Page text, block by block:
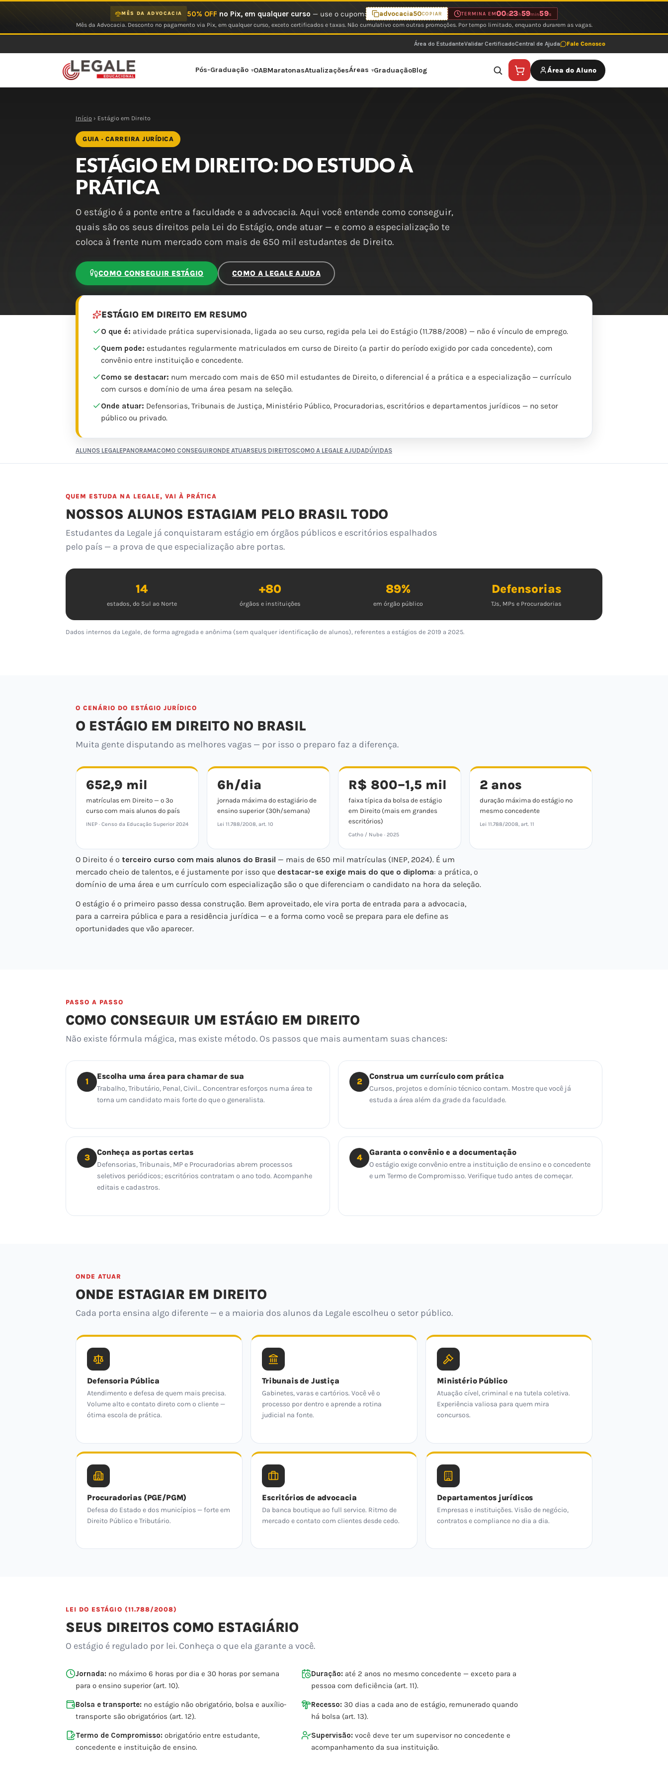
MÊS DA ADVOCACIA 50% OFF no Pix, em qualquer curso — use o cupom: advocacia50COPIAR TERMINA EM00d 23 h59min59s
Mês da Advocacia. Desconto no pagamento via Pix, em qualquer curso, exceto certificados e taxas. Não cumulativo com outras promoções. Por tempo limitado, enquanto durarem as vagas.
Área do EstudanteValidar CertificadoCentral de Ajuda Fale Conosco
Pós-Graduação OABMaratonasAtualizaçõesÁreas GraduaçãoBlog Área do Aluno
Início › Estágio em Direito
GUIA · CARREIRA JURÍDICA
ESTÁGIO EM DIREITO: DO ESTUDO À
PRÁTICA
O estágio é a ponte entre a faculdade e a advocacia. Aqui você entende como conseguir,
quais são os seus direitos pela Lei do Estágio, onde atuar — e como a especialização te
coloca à frente num mercado com mais de 650 mil estudantes de Direito.
COMO CONSEGUIR ESTÁGIO COMO A LEGALE AJUDA
ESTÁGIO EM DIREITO EM RESUMO
O que é: atividade prática supervisionada, ligada ao seu curso, regida pela Lei do Estágio (11.788/2008) — não é vínculo de emprego.
Quem pode: estudantes regularmente matriculados em curso de Direito (a partir do período exigido por cada concedente), com
convênio entre instituição e concedente.
Como se destacar: num mercado com mais de 650 mil estudantes de Direito, o diferencial é a prática e a especialização — currículo
com cursos e domínio de uma área pesam na seleção.
Onde atuar: Defensorias, Tribunais de Justiça, Ministério Público, Procuradorias, escritórios e departamentos jurídicos — no setor
público ou privado.
ALUNOS LEGALEPANORAMACOMO CONSEGUIRONDE ATUARSEUS DIREITOSCOMO A LEGALE AJUDADÚVIDAS
QUEM ESTUDA NA LEGALE, VAI À PRÁTICA
NOSSOS ALUNOS ESTAGIAM PELO BRASIL TODO
Estudantes da Legale já conquistaram estágio em órgãos públicos e escritórios espalhados
pelo país — a prova de que especialização abre portas.
14
estados, do Sul ao Norte
+80
órgãos e instituições
89%
em órgão público
Defensorias
TJs, MPs e Procuradorias
Dados internos da Legale, de forma agregada e anônima (sem qualquer identificação de alunos), referentes a estágios de 2019 a 2025.
O CENÁRIO DO ESTÁGIO JURÍDICO
O ESTÁGIO EM DIREITO NO BRASIL
Muita gente disputando as melhores vagas — por isso o preparo faz a diferença.
652,9 mil
matrículas em Direito — o 3º
curso com mais alunos do país
INEP · Censo da Educação Superior 2024
6h/dia
jornada máxima do estagiário de
ensino superior (30h/semana)
Lei 11.788/2008, art. 10
R$ 800–1,5 mil
faixa típica da bolsa de estágio
em Direito (mais em grandes
escritórios)
Catho / Nube · 2025
2 anos
duração máxima do estágio no
mesmo concedente
Lei 11.788/2008, art. 11
O Direito é o terceiro curso com mais alunos do Brasil — mais de 650 mil matrículas (INEP, 2024). É um
mercado cheio de talentos, e é justamente por isso que destacar-se exige mais do que o diploma: a prática, o
domínio de uma área e um currículo com especialização são o que diferenciam o candidato na hora da seleção.
O estágio é o primeiro passo dessa construção. Bem aproveitado, ele vira porta de entrada para a advocacia,
para a carreira pública e para a residência jurídica — e a forma como você se prepara para ele define as
oportunidades que vão aparecer.
PASSO A PASSO
COMO CONSEGUIR UM ESTÁGIO EM DIREITO
Não existe fórmula mágica, mas existe método. Os passos que mais aumentam suas chances:
1
Escolha uma área para chamar de sua
Trabalho, Tributário, Penal, Civil… Concentrar esforços numa área te
torna um candidato mais forte do que o generalista.
2
Construa um currículo com prática
Cursos, projetos e domínio técnico contam. Mostre que você já
estuda a área além da grade da faculdade.
3
Conheça as portas certas
Defensorias, Tribunais, MP e Procuradorias abrem processos
seletivos periódicos; escritórios contratam o ano todo. Acompanhe
editais e cadastros.
4
Garanta o convênio e a documentação
O estágio exige convênio entre a instituição de ensino e o concedente
e um Termo de Compromisso. Verifique tudo antes de começar.
ONDE ATUAR
ONDE ESTAGIAR EM DIREITO
Cada porta ensina algo diferente — e a maioria dos alunos da Legale escolheu o setor público.
Defensoria Pública
Atendimento e defesa de quem mais precisa.
Volume alto e contato direto com o cliente —
ótima escola de prática.
Tribunais de Justiça
Gabinetes, varas e cartórios. Você vê o
processo por dentro e aprende a rotina
judicial na fonte.
Ministério Público
Atuação cível, criminal e na tutela coletiva.
Experiência valiosa para quem mira
concursos.
Procuradorias (PGE/PGM)
Defesa do Estado e dos municípios — forte em
Direito Público e Tributário.
Escritórios de advocacia
Da banca boutique ao full service. Ritmo de
mercado e contato com clientes desde cedo.
Departamentos jurídicos
Empresas e instituições. Visão de negócio,
contratos e compliance no dia a dia.
LEI DO ESTÁGIO (11.788/2008)
SEUS DIREITOS COMO ESTAGIÁRIO
O estágio é regulado por lei. Conheça o que ela garante a você.
Jornada: no máximo 6 horas por dia e 30 horas por semana
para o ensino superior (art. 10).
Duração: até 2 anos no mesmo concedente — exceto para a
pessoa com deficiência (art. 11).
Bolsa e transporte: no estágio não obrigatório, bolsa e auxílio-
transporte são obrigatórios (art. 12).
Recesso: 30 dias a cada ano de estágio, remunerado quando
há bolsa (art. 13).
Termo de Compromisso: obrigatório entre estudante,
concedente e instituição de ensino.
Supervisão: você deve ter um supervisor no concedente e
acompanhamento da sua instituição.